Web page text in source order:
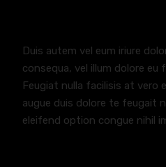
Duis autem vel eum iriure
consequa, vel illum dolore eu
Feugiat nulla facilisis at vero
augue duis dolore te feugait
eleifend option congue nihil